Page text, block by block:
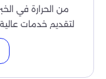
من الحرارة في
لتقديم خدمات
المتخصص يتمتع
أنظمة المياه،